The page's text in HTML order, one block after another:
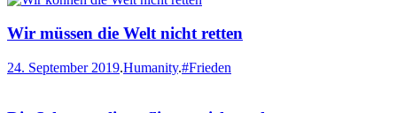
Wir müssen die Welt nicht retten
24. September 2019.Humanity.#Frieden